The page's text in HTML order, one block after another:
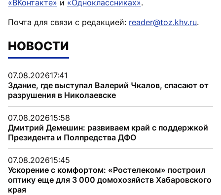
«ВКонтакте» и «Одноклассниках».
Почта для связи с редакцией: reader@toz.khv.ru.
НОВОСТИ
07.08.202617:41
Здание, где выступал Валерий Чкалов, спасают от
разрушения в Николаевске
07.08.202615:58
Дмитрий Демешин: развиваем край с поддержкой
Президента и Полпредства ДФО
07.08.202615:45
Ускорение с комфортом: «Ростелеком» построил
оптику еще для 3 000 домохозяйств Хабаровского
края